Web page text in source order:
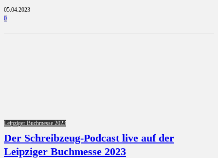
05.04.2023
0
Leipziger Buchmesse 2023
Der Schreibzeug-Podcast live auf der
Leipziger Buchmesse 2023